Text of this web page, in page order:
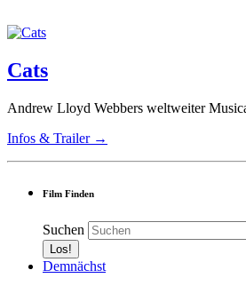
Cats
Andrew Lloyd Webbers weltweiter
Infos & Trailer →
Film Finden
Suchen
Demnächst